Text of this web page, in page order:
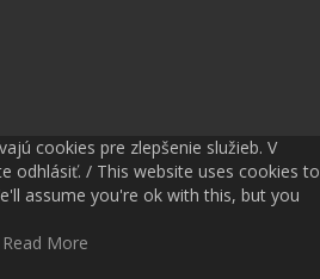
cookies pre zlepšenie služieb. V
odhlásiť. / This website uses cookies to
assume you're ok with this, but you
More